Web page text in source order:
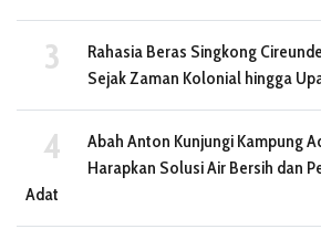
Rahasia Beras Singkong
Sejak Zaman Kolonial hingga
Abah Anton Kunjungi Kampung
Harapkan Solusi Air Bersih dan
Adat